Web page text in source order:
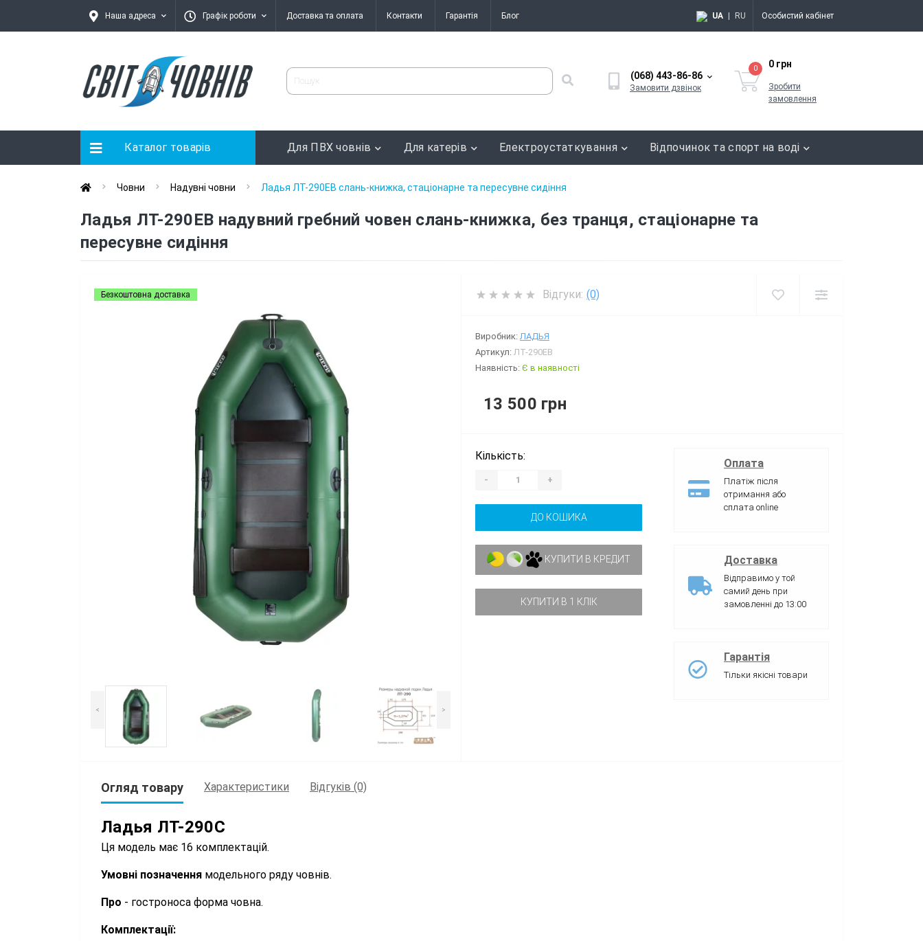
Наша адреса Графік роботи Доставка та оплата Контакти Гарантія Блог UA RU Особистий кабінет
(068) 443-86-86
Замовити дзвінок
0 0 грн
Зробити
замовлення
Каталог товарів Для ПВХ човнів Для катерів Електроустаткування Відпочинок та спорт на воді
Човни Надувні човни Ладья ЛТ-290ЕВ слань-книжка, стаціонарне та пересувне сидіння
Ладья ЛТ-290ЕВ надувний гребний човен слань-книжка, без транця, стаціонарне та
пересувне сидіння
Безкоштовна доставка
< >
Відгуки: (0)
Виробник: ЛАДЬЯ
Артикул: ЛТ-290ЕВ
Наявність: Є в наявності
13 500 грн
Кількість:
- +
ДО КОШИКА
КУПИТИ В КРЕДИТ
КУПИТИ В 1 КЛІК
Оплата
Платіж після
отримання або
сплата online
Доставка
Відправимо у той
самий день при
замовленні до 13:00
Гарантія
Тільки якісні товари
Огляд товару Характеристики Відгуків (0)
Ладья ЛТ-290С
Ця модель має 16 комплектацій.
Умовні позначення модельного ряду човнів.
Про - гостроноса форма човна.
Комплектації: